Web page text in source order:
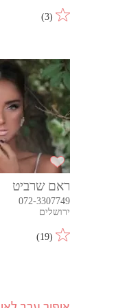
(
3
)
ראם שרביט
072-3307749
ירושלים
(
19
)